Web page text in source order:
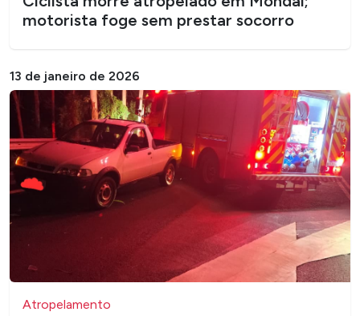
motorista foge sem prestar socorro
13 de janeiro de 2026
Atropelamento